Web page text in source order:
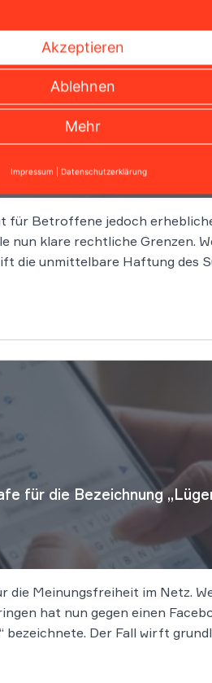
in der KI-Suche
Betroffene jedoch
nun klare rechtliche Grenzen.
die unmittelbare Haftung des
für die Bezeichnung
Meinungsfreiheit im Netz.
hat nun gegen einen
Der Fall wirft
Akzeptieren
Ablehnen
Mehr
Impressum Datenschutzerklärung